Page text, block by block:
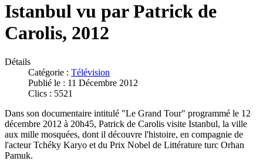
Istanbul vu par Patrick de
Carolis, 2012
Détails
Catégorie : Télévision
Publié le : 11 Décembre 2012
Clics : 5521
Dans son documentaire intitulé "Le Grand Tour" programmé le 12
décembre 2012 à 20h45, Patrick de Carolis visite Istanbul, la ville
aux mille mosquées, dont il découvre l'histoire, en compagnie de
l'acteur Tchéky Karyo et du Prix Nobel de Littérature turc Orhan
Pamuk.